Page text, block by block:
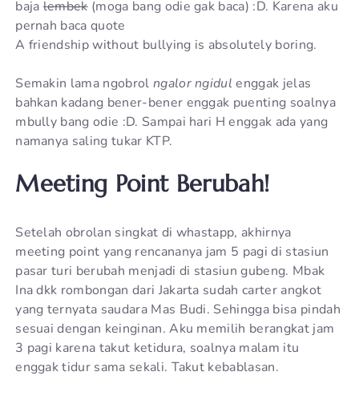
bajalembek(moga bang odie gak baca) :D. Karena aku
pernah baca quote
A friendship without bullying is absolutely boring.
Semakin lama ngobrol ngalor ngidul enggak jelas
bahkan kadang bener-bener enggak puenting soalnya
mbully bang odie :D. Sampai hari H enggak ada yang
namanya saling tukar KTP.
Meeting Point Berubah!
Setelah obrolan singkat di whastapp, akhirnya
meeting point yang rencananya jam 5 pagi di stasiun
pasar turi berubah menjadi di stasiun gubeng. Mbak
Ina dkk rombongan dari Jakarta sudah carter angkot
yang ternyata saudara Mas Budi. Sehingga bisa pindah
sesuai dengan keinginan. Aku memilih berangkat jam
3 pagi karena takut ketidura, soalnya malam itu
enggak tidur sama sekali. Takut kebablasan.